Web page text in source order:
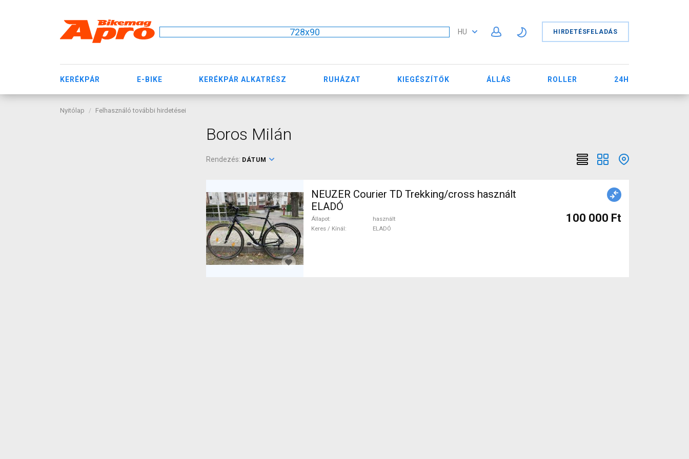
728x90 HU HIRDETÉSFELADÁS
KERÉKPÁR E-BIKE KERÉKPÁR ALKATRÉSZ RUHÁZAT KIEGÉSZÍTŐK ÁLLÁS ROLLER 24H
Nyitólap Felhasználó további hirdetései
Boros Milán
Rendezés: DÁTUM
NEUZER Courier TD Trekking/cross használt
ELADÓ
Állapot
használt
Keres / Kínál
ELADÓ
100 000 Ft